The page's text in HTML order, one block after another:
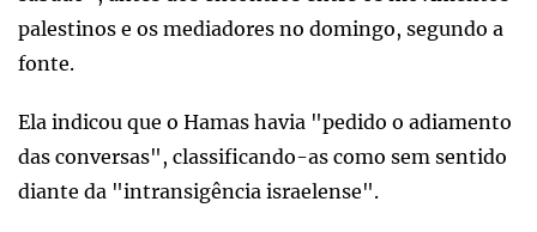
palestinos e os mediadores no domingo, segundo a
fonte.
Ela indicou que o Hamas havia "pedido o adiamento
das conversas", classificando-as como sem sentido
diante da "intransigência israelense".